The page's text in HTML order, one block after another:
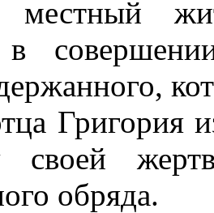
местный
в
Григория
своей
обряда.